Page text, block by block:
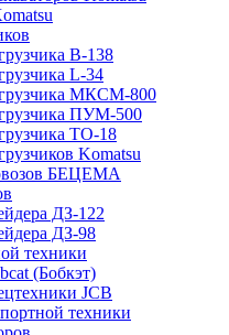
B-138
L-34
МКСМ-800
ПУМ-500
ТО-18
Komatsu
БЕЦЕМА
ДЗ-122
ДЗ-98
техники
(Бобкэт)
JCB
техники